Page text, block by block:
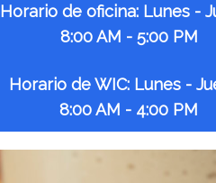
Horario de oficina: Lunes -
8:00 AM - 5:00 PM
Horario de WIC: Lunes -
8:00 AM - 4:00 PM